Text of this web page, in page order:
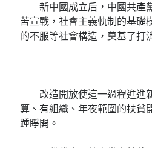
新中國成立后，中國共產
苦宣戰，社會主義軌制的基礎
的不服等社會構造，奠基了打
改造開放使這一過程進進
算、有組織、年夜範圍的扶貧
踵睜開。